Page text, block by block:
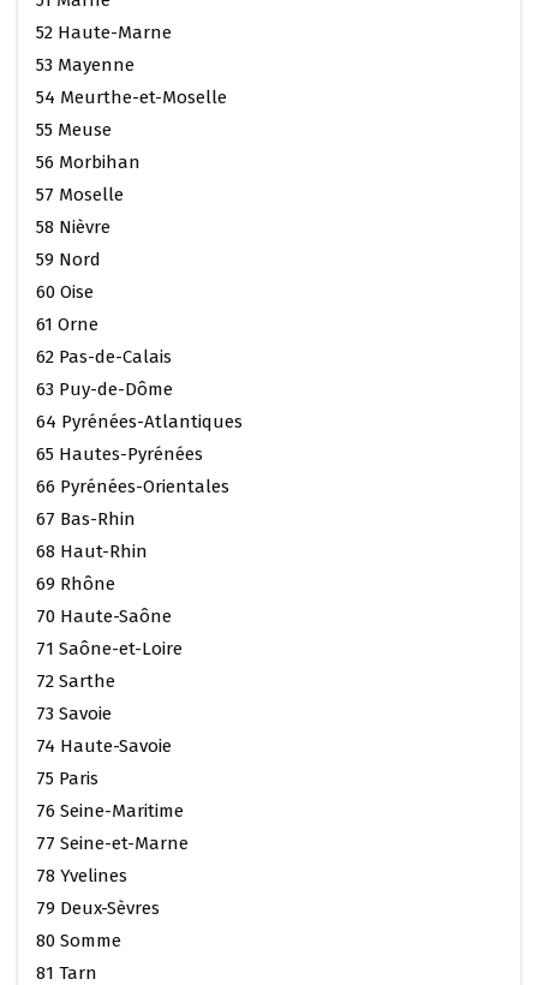
52 Haute-Marne
53 Mayenne
54 Meurthe-et-Moselle
55 Meuse
56 Morbihan
57 Moselle
58 Nièvre
59 Nord
60 Oise
61 Orne
62 Pas-de-Calais
63 Puy-de-Dôme
64 Pyrénées-Atlantiques
65 Hautes-Pyrénées
66 Pyrénées-Orientales
67 Bas-Rhin
68 Haut-Rhin
69 Rhône
70 Haute-Saône
71 Saône-et-Loire
72 Sarthe
73 Savoie
74 Haute-Savoie
75 Paris
76 Seine-Maritime
77 Seine-et-Marne
78 Yvelines
79 Deux-Sèvres
80 Somme
81 Tarn